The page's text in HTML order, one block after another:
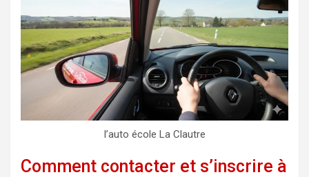
l’auto école La Clautre
Comment contacter et s’inscrire à